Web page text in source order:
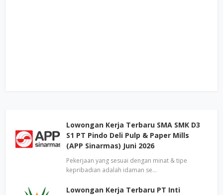
Lowongan Kerja Terbaru SMA SMK D3
S1 PT Pindo Deli Pulp & Paper Mills
(APP Sinarmas) Juni 2026
Pekerjaan yang sesuai dengan minat & tipe
kepribadian adalah idaman se…
Lowongan Kerja Terbaru PT Inti